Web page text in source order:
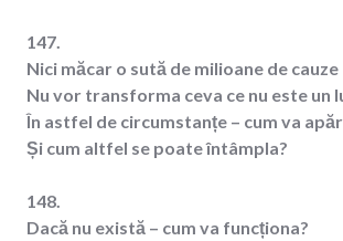
147.
Nici măcar o sută de milioane de cauze
Nu vor transforma ceva ce nu este un
În astfel de circumstanțe – cum va
Și cum altfel se poate întâmpla?
148.
Dacă nu există – cum va funcționa?